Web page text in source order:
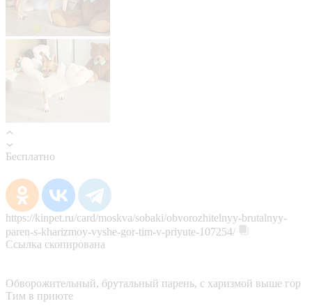
Бесплатно
https://kinpet.ru/card/moskva/sobaki/obvorozhitelnyy-brutalnyy-
paren-s-kharizmoy-vyshe-gor-tim-v-priyute-107254/
Ссылка скопирована
Обворожительный, брутальный парень, с харизмой выше гор
Тим в приюте